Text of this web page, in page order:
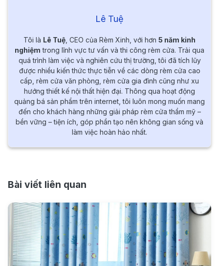
Lê Tuệ
Tôi là Lê Tuệ , CEO của Rèm Xinh, với hơn 5 năm kinh
nghiệm trong lĩnh vực tư vấn và thi công rèm cửa. Trải qua
quá trình làm việc và nghiên cứu thị trường, tôi đã tích lũy
được nhiều kiến thức thực tiễn về các dòng rèm cửa cao
cấp, rèm cửa văn phòng, rèm cửa gia đình cũng như xu
hướng thiết kế nội thất hiện đại. Thông qua hoạt động
quảng bá sản phẩm trên internet, tôi luôn mong muốn mang
đến cho khách hàng những giải pháp rèm cửa thẩm mỹ –
bền vững – tiện ích, góp phần tạo nên không gian sống và
làm việc hoàn hảo nhất.
Bài viết liên quan